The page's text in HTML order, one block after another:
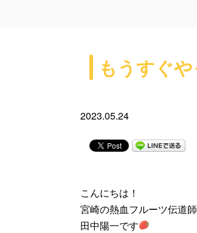
もうすぐや
2023.05.24
こんにちは！
宮崎の熱血フルーツ伝道師
田中陽一です